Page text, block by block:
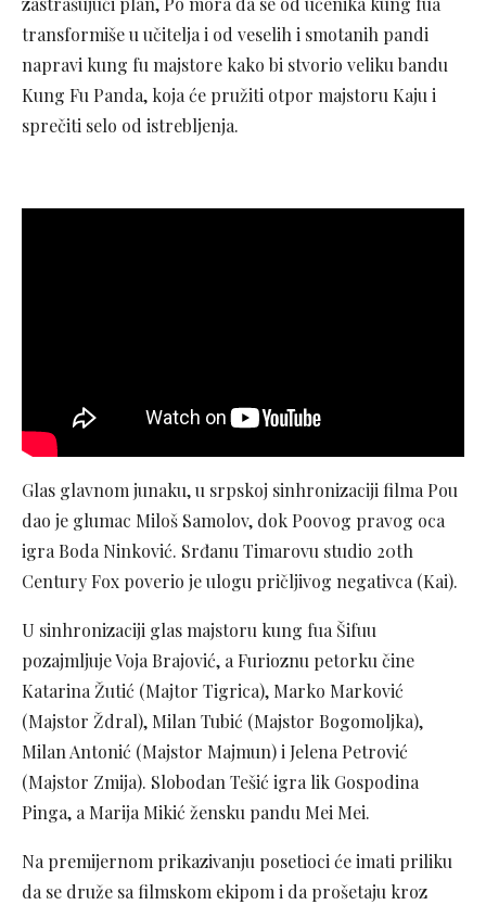
transformiše u učitelja i od veselih i smotanih pandi
napravi kung fu majstore kako bi stvorio veliku bandu
Kung Fu Panda, koja će pružiti otpor majstoru Kaju i
sprečiti selo od istrebljenja.
Glas glavnom junaku, u srpskoj sinhronizaciji filma Pou
dao je glumac Miloš Samolov, dok Poovog pravog oca
igra Boda Ninković. Srđanu Timarovu studio 20th
Century Fox poverio je ulogu pričljivog negativca (Kai).
U sinhronizaciji glas majstoru kung fua Šifuu
pozajmljuje Voja Brajović, a Furioznu petorku čine
Katarina Žutić (Majtor Tigrica), Marko Marković
(Majstor Ždral), Milan Tubić (Majstor Bogomoljka),
Milan Antonić (Majstor Majmun) i Jelena Petrović
(Majstor Zmija). Slobodan Tešić igra lik Gospodina
Pinga, a Marija Mikić žensku pandu Mei Mei.
Na premijernom prikazivanju posetioci će imati priliku
da se druže sa filmskom ekipom i da prošetaju kroz